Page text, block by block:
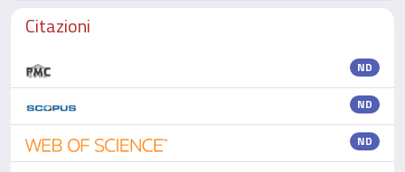
Citazioni
ND
ND
ND